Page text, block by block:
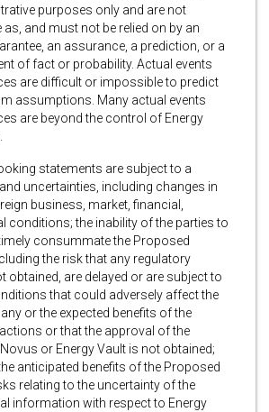
purposes only and are not
as, and must not be relied on by an
an assurance, a prediction, or a
of fact or probability. Actual events
are difficult or impossible to predict
assumptions. Many actual events
are beyond the control of Energy
statements are subject to a
uncertainties, including changes in
business, market, financial,
conditions; the inability of the parties to
consummate the Proposed
the risk that any regulatory
obtained, are delayed or are subject to
that could adversely affect the
or the expected benefits of the
or that the approval of the
or Energy Vault is not obtained;
anticipated benefits of the Proposed
relating to the uncertainty of the
information with respect to Energy